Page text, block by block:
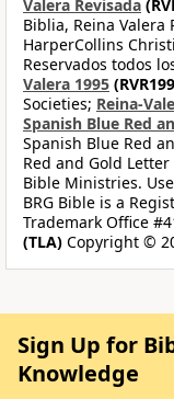
Valera Revisada
Biblia, Reina
HarperCollins
Reservados todos
Valera 1995
Societies; Reina-
Spanish Blue Red
Spanish Blue Red
Red and Gold
Bible Ministries.
BRG Bible is a
Trademark Office
(TLA) Copyright ©
Sign Up for
Knowledge